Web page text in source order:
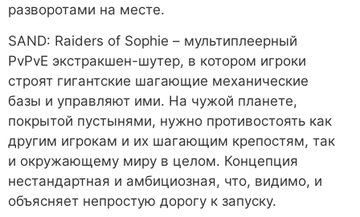
разворотами на месте.
SAND: Raiders of Sophie – мультиплеерный
PvPvE экстракшен-шутер, в котором игроки
строят гигантские шагающие механические
базы и управляют ими. На чужой планете,
покрытой пустынями, нужно противостоять как
другим игрокам и их шагающим крепостям, так
и окружающему миру в целом. Концепция
нестандартная и амбициозная, что, видимо, и
объясняет непростую дорогу к запуску.